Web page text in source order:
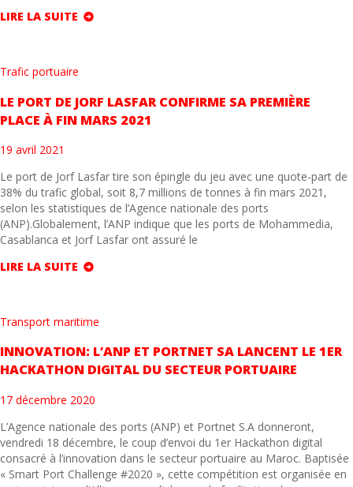
LIRE LA SUITE
Trafic portuaire
LE PORT DE JORF LASFAR CONFIRME SA PREMIÈRE
PLACE À FIN MARS 2021
19 avril 2021
Le port de Jorf Lasfar tire son épingle du jeu avec une quote-part de
38% du trafic global, soit 8,7 millions de tonnes à fin mars 2021,
selon les statistiques de l’Agence nationale des ports
(ANP).Globalement, l’ANP indique que les ports de Mohammedia,
Casablanca et Jorf Lasfar ont assuré le
LIRE LA SUITE
Transport maritime
INNOVATION: L’ANP ET PORTNET SA LANCENT LE 1ER
HACKATHON DIGITAL DU SECTEUR PORTUAIRE
17 décembre 2020
L’Agence nationale des ports (ANP) et Portnet S.A donneront,
vendredi 18 décembre, le coup d’envoi du 1er Hackathon digital
consacré à l’innovation dans le secteur portuaire au Maroc. Baptisée
« Smart Port Challenge #2020 », cette compétition est organisée en